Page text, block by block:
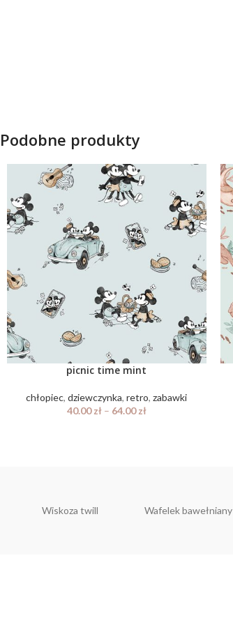
Podobne produkty
picnic time mint
chłopiec,dziewczynka,retro,zabawki
40.00zł– 64.00zł
Wiskoza twill Wafelek bawełniany